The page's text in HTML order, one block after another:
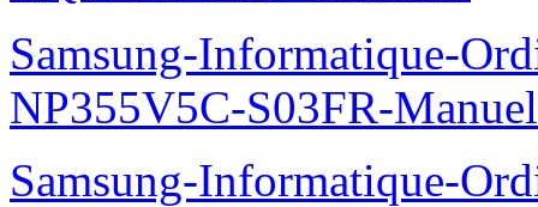
Samsung-Informatique-
NP355V5C-S03FR-
Samsung-Informatique-